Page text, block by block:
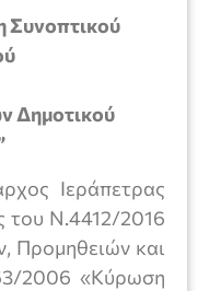
Συνοπτικού
Δημοτικού
Ιεράπετρας
του Ν.4412/2016
Προμηθειών και
2006 «Κύρωση